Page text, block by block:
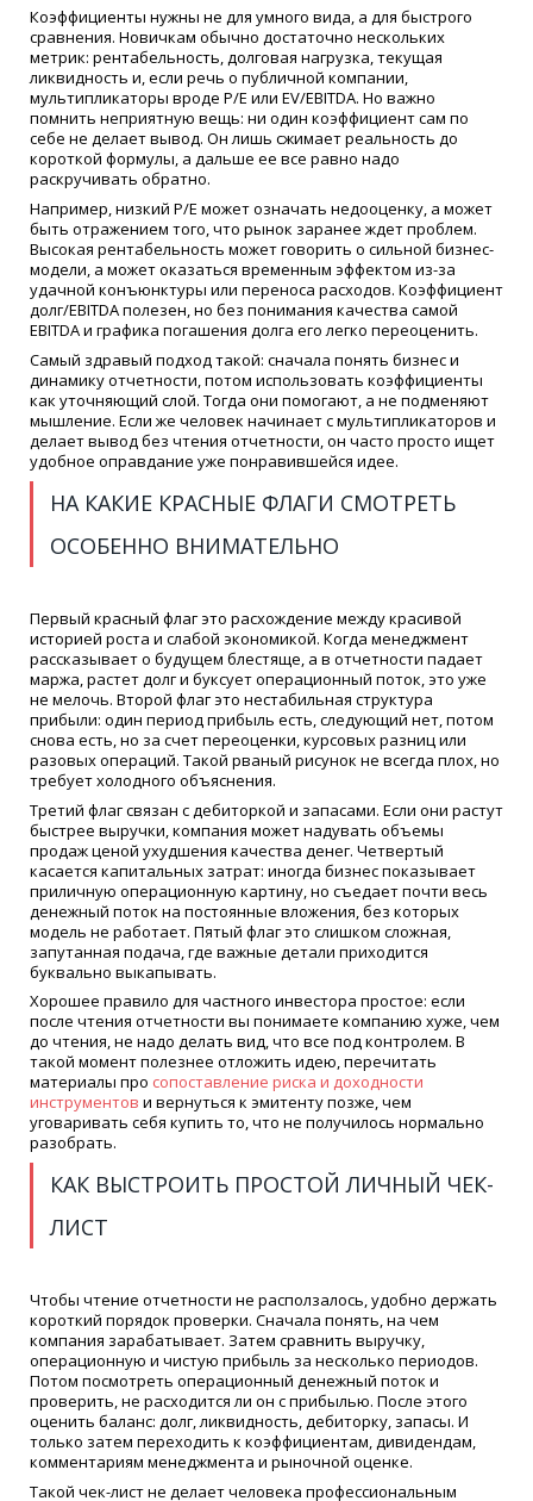
Коэффициенты нужны не для умного вида, а для быстрого
сравнения. Новичкам обычно достаточно нескольких
метрик: рентабельность, долговая нагрузка, текущая
ликвидность и, если речь о публичной компании,
мультипликаторы вроде P/E или EV/EBITDA. Но важно
помнить неприятную вещь: ни один коэффициент сам по
себе не делает вывод. Он лишь сжимает реальность до
короткой формулы, а дальше ее все равно надо
раскручивать обратно.
Например, низкий P/E может означать недооценку, а может
быть отражением того, что рынок заранее ждет проблем.
Высокая рентабельность может говорить о сильной бизнес-
модели, а может оказаться временным эффектом из-за
удачной конъюнктуры или переноса расходов. Коэффициент
долг/EBITDA полезен, но без понимания качества самой
EBITDA и графика погашения долга его легко переоценить.
Самый здравый подход такой: сначала понять бизнес и
динамику отчетности, потом использовать коэффициенты
как уточняющий слой. Тогда они помогают, а не подменяют
мышление. Если же человек начинает с мультипликаторов и
делает вывод без чтения отчетности, он часто просто ищет
удобное оправдание уже понравившейся идее.
НА КАКИЕ КРАСНЫЕ ФЛАГИ СМОТРЕТЬ
ОСОБЕННО ВНИМАТЕЛЬНО
Первый красный флаг это расхождение между красивой
историей роста и слабой экономикой. Когда менеджмент
рассказывает о будущем блестяще, а в отчетности падает
маржа, растет долг и буксует операционный поток, это уже
не мелочь. Второй флаг это нестабильная структура
прибыли: один период прибыль есть, следующий нет, потом
снова есть, но за счет переоценки, курсовых разниц или
разовых операций. Такой рваный рисунок не всегда плох, но
требует холодного объяснения.
Третий флаг связан с дебиторкой и запасами. Если они растут
быстрее выручки, компания может надувать объемы
продаж ценой ухудшения качества денег. Четвертый
касается капитальных затрат: иногда бизнес показывает
приличную операционную картину, но съедает почти весь
денежный поток на постоянные вложения, без которых
модель не работает. Пятый флаг это слишком сложная,
запутанная подача, где важные детали приходится
буквально выкапывать.
Хорошее правило для частного инвестора простое: если
после чтения отчетности вы понимаете компанию хуже, чем
до чтения, не надо делать вид, что все под контролем. В
такой момент полезнее отложить идею, перечитать
материалы про сопоставление риска и доходности
инструментов и вернуться к эмитенту позже, чем
уговаривать себя купить то, что не получилось нормально
разобрать.
КАК ВЫСТРОИТЬ ПРОСТОЙ ЛИЧНЫЙ ЧЕК-
ЛИСТ
Чтобы чтение отчетности не расползалось, удобно держать
короткий порядок проверки. Сначала понять, на чем
компания зарабатывает. Затем сравнить выручку,
операционную и чистую прибыль за несколько периодов.
Потом посмотреть операционный денежный поток и
проверить, не расходится ли он с прибылью. После этого
оценить баланс: долг, ликвидность, дебиторку, запасы. И
только затем переходить к коэффициентам, дивидендам,
комментариям менеджмента и рыночной оценке.
Такой чек-лист не делает человека профессиональным